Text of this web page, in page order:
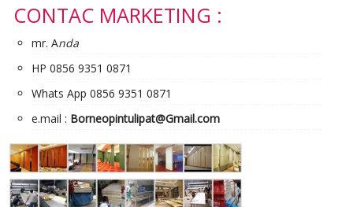
CONTAC MARKETING :
mr. Anda
HP 0856 9351 0871
Whats App 0856 9351 0871
e.mail : Borneopintulipat@Gmail.com